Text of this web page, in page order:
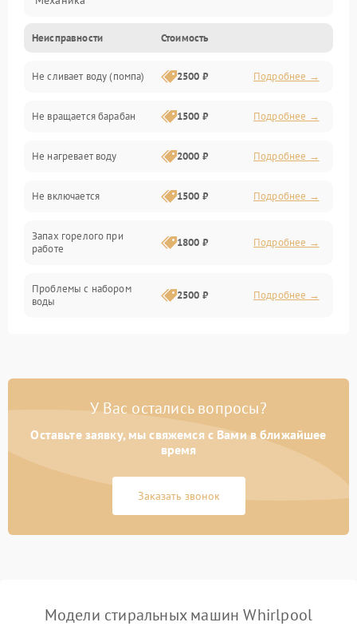
Электропитание
Водоснабжение
Слив
Программное обеспечение
Неисправности Стоимость
Не сливает воду (помпа) 2500 ₽ Подробнее →
Не вращается барабан 1500 ₽ Подробнее →
Не нагревает воду 2000 ₽ Подробнее →
Не включается 1500 ₽ Подробнее →
Запах горелого при
работе
1800 ₽ Подробнее →
Проблемы с набором
воды
2500 ₽ Подробнее →
Замена платы управления 2200 ₽ Подробнее →
У Вас остались вопросы?
Оставьте заявку, мы свяжемся с Вами в ближайшее
время
Заказать звонок
Модели стиральных машин Whirlpool